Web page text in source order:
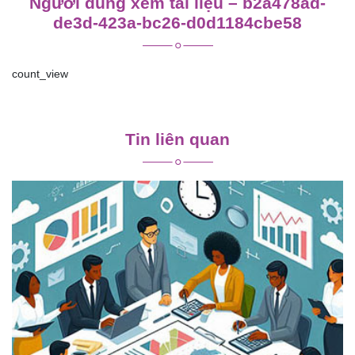
de3d-423a-bc26-d0d1184cbe58
count_view
viết
Tin liên quan